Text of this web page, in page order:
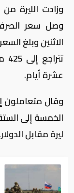
وزادت الليرة
عشرة أيام.
وقال متعاملون
ليرة مقابل الدولار.